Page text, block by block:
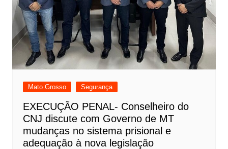
Mato Grosso Segurança
EXECUÇÃO PENAL- Conselheiro do
CNJ discute com Governo de MT
mudanças no sistema prisional e
adequação à nova legislação